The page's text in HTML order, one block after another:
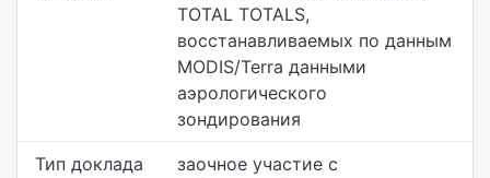
TOTAL TOTALS,
восстанавливаемых по данным
MODIS/Terra данными
аэрологического
зондирования
Тип доклада
заочное участие с